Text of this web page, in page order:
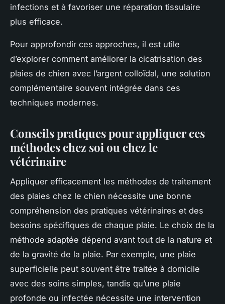
infections et à favoriser une réparation tissulaire
plus efficace.
Pour approfondir ces approches, il est utile
d’explorer comment améliorer la cicatrisation des
plaies de chien avec l’argent colloïdal, une solution
complémentaire souvent intégrée dans ces
techniques modernes.
Conseils pratiques pour appliquer ces
méthodes chez soi ou chez le
vétérinaire
Appliquer efficacement les méthodes de traitement
des plaies chez le chien nécessite une bonne
compréhension des pratiques vétérinaires et des
besoins spécifiques de chaque plaie. Le choix de la
méthode adaptée dépend avant tout de la nature et
de la gravité de la plaie. Par exemple, une plaie
superficielle peut souvent être traitée à domicile
avec des soins simples, tandis qu’une plaie
profonde ou infectée nécessite une intervention